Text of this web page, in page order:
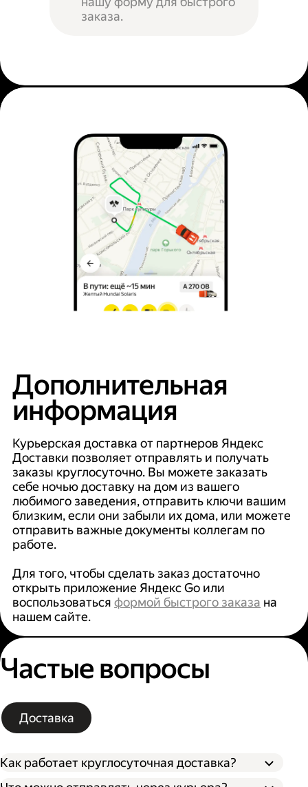
заказа.
Дополнительная
информация
Курьерская доставка от партнеров Яндекс
Доставки позволяет отправлять и получать
заказы круглосуточно. Вы можете заказать
себе ночью доставку на дом из вашего
любимого заведения, отправить ключи вашим
близким, если они забыли их дома, или можете
отправить важные документы коллегам по
работе.
Для того, чтобы сделать заказ достаточно
открыть приложение Яндекс Go или
воспользоватьсяформой быстрого заказа на
нашем сайте.
Частые вопросы
Доставка
Как работает круглосуточная доставка?